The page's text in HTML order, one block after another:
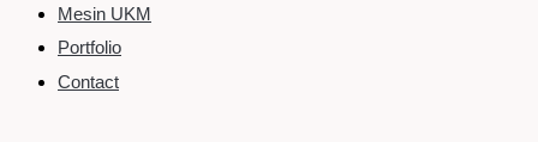
Mesin UKM
Portfolio
Contact